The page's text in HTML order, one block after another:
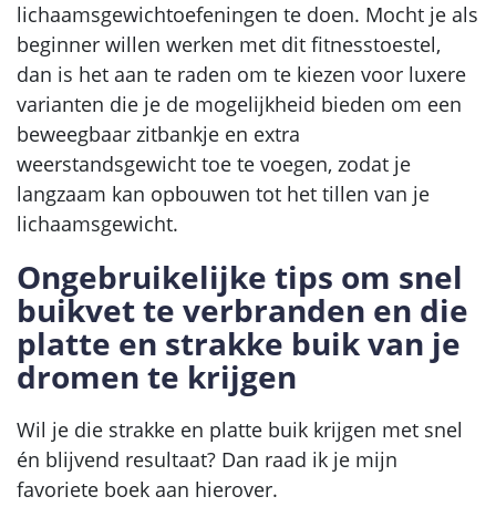
lichaamsgewichtoefeningen te doen. Mocht je als
beginner willen werken met dit fitnesstoestel,
dan is het aan te raden om te kiezen voor luxere
varianten die je de mogelijkheid bieden om een
beweegbaar zitbankje en extra
weerstandsgewicht toe te voegen, zodat je
langzaam kan opbouwen tot het tillen van je
lichaamsgewicht.
Ongebruikelijke tips om snel
buikvet te verbranden en die
platte en strakke buik van je
dromen te krijgen
Wil je die strakke en platte buik krijgen met snel
én blijvend resultaat? Dan raad ik je mijn
favoriete boek aan hierover.